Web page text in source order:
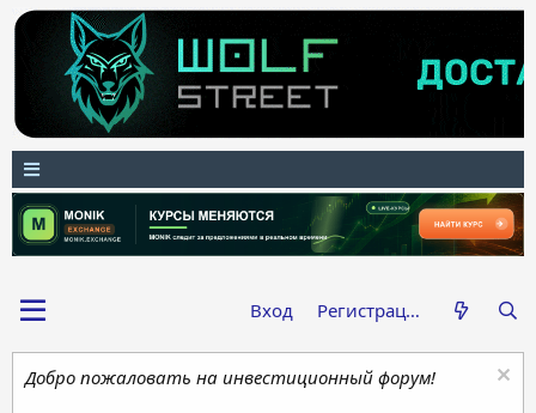
Вход Регистрация
Добро пожаловать на инвестиционный форум!